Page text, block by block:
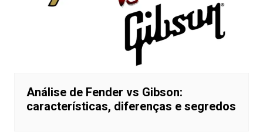
Análise de Fender vs Gibson:
características, diferenças e segredos